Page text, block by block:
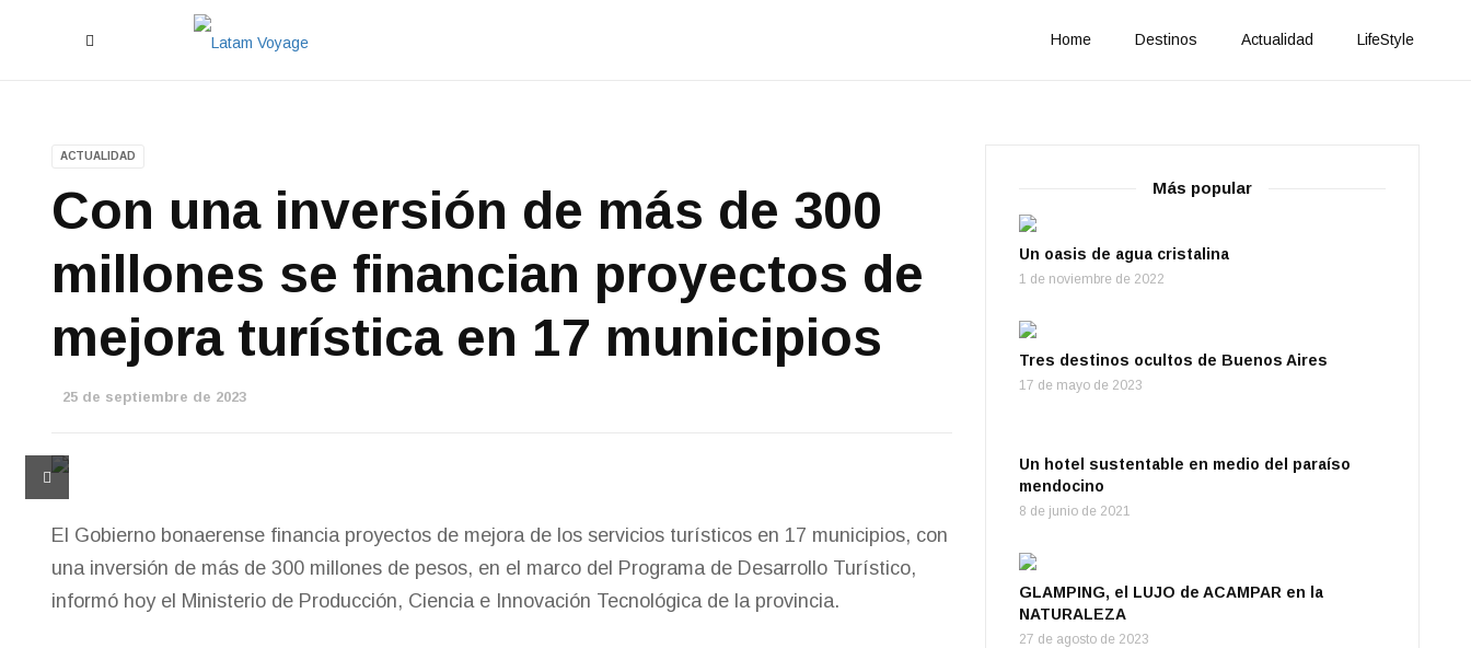
Home Destinos Actualidad LifeStyle
ACTUALIDAD
Con una inversión de más de 300
millones se financian proyectos de
mejora turística en 17 municipios
25 de septiembre de 2023
El Gobierno bonaerense financia proyectos de mejora de los servicios turísticos en 17 municipios, con
una inversión de más de 300 millones de pesos, en el marco del Programa de Desarrollo Turístico,
informó hoy el Ministerio de Producción, Ciencia e Innovación Tecnológica de la provincia.
Más popular
Un oasis de agua cristalina
1 de noviembre de 2022
Tres destinos ocultos de Buenos Aires
17 de mayo de 2023
Un hotel sustentable en medio del paraíso
mendocino
8 de junio de 2021
GLAMPING, el LUJO de ACAMPAR en la
NATURALEZA
27 de agosto de 2023